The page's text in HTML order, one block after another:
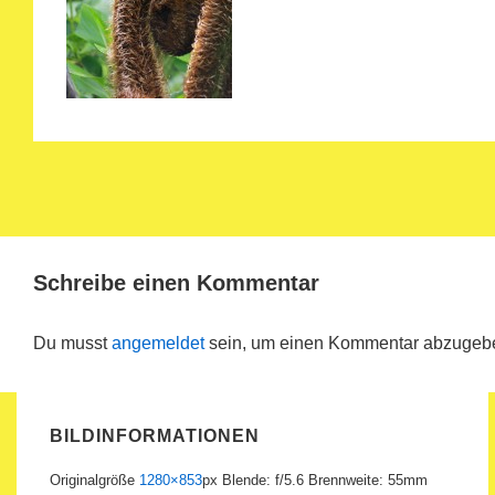
Schreibe einen Kommentar
Du musstangemeldetsein, um einen Kommentar
BILDINFORMATIONEN
Originalgröße 1280×853px Blende: f/5.6 Brennweite: 55mm